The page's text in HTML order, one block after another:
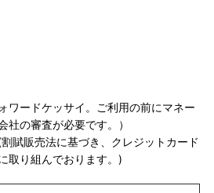
ワードケッサイ。ご利用の前にマネー
社の審査が必要です。）
賦販売法に基づき、クレジットカード
取り組んでおります。)